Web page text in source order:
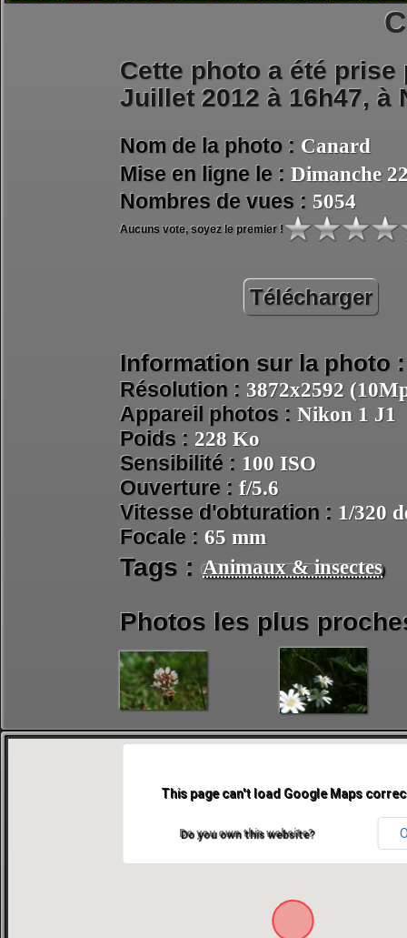
Cette photo a été
Juillet 2012 à 16h47, à
Nom de la photo : Canard
Mise en ligne le : Dimanche
Nombres de vues : 5054
Aucuns vote, soyez le premier !
Télécharger
Information sur la photo :
Résolution : 3872x2592
Appareil photos : Nikon 1 J1
Poids : 228 Ko
Sensibilité : 100 ISO
Ouverture : f/5.6
Vitesse d'obturation : 1/320
Focale : 65 mm
Tags : Animaux & insectes
Photos les plus
This page can't load Google Maps
Do you own this website?